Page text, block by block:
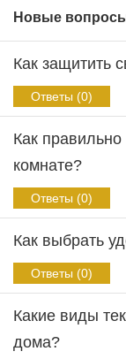
Новые
Как защитить
Ответы (0)
Как
комнате?
Ответы (0)
Как выбрать
Ответы (0)
Какие виды
дома?